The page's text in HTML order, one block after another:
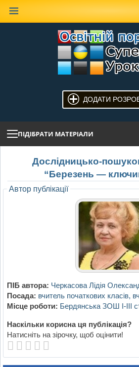
ДОДАТИ
ПІДІБРАТИ МАТЕРІАЛИ
Дослідницько-
“Березень —
Автор публікації
ПІБ автора: Черкасова Лідія
Посада: вчитель початкових класів,
Місце роботи: Бердянська ЗОШ І-ІІІ
Наскільки корисна ця публікація?
Натисніть на зірочку, щоб оцінити!